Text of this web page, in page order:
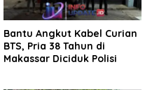
Bantu Angkut Kabel Curian
BTS, Pria 38 Tahun di
Makassar Diciduk Polisi